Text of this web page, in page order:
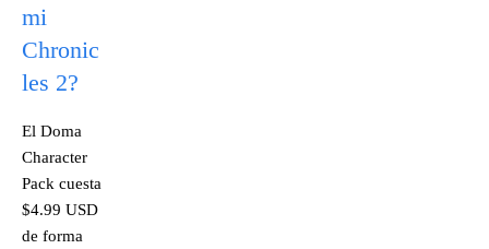
mi
Chronic
les 2?
El Doma
Character
Pack cuesta
$4.99 USD
de forma